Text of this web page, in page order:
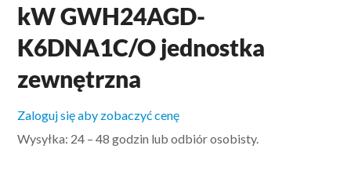
kW GWH24AGD-
K6DNA1C/O jednostka
zewnętrzna
Zaloguj się aby zobaczyć cenę
Wysyłka: 24 – 48 godzin lub odbiór osobisty.